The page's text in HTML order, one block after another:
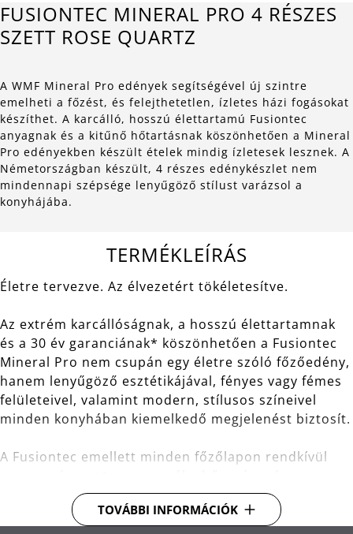
FUSIONTEC MINERAL PRO 4 RÉSZES
SZETT ROSE QUARTZ
A WMF Mineral Pro edények segítségével új szintre
emelheti a főzést, és felejthetetlen, ízletes házi fogásokat
készíthet. A karcálló, hosszú élettartamú Fusiontec
anyagnak és a kitűnő hőtartásnak köszönhetően a Mineral
Pro edényekben készült ételek mindig ízletesek lesznek. A
Németországban készült, 4 részes edénykészlet nem
mindennapi szépsége lenyűgöző stílust varázsol a
konyhájába.
TERMÉKLEÍRÁS
Életre tervezve. Az élvezetért tökéletesítve.
Az extrém karcállóságnak, a hosszú élettartamnak
és a 30 év garanciának* köszönhetően a Fusiontec
Mineral Pro nem csupán egy életre szóló főzőedény,
hanem lenyűgöző esztétikájával, fényes vagy fémes
felületeivel, valamint modern, stílusos színeivel
minden konyhában kiemelkedő megjelenést biztosít.
A Fusiontec emellett minden főzőlapon rendkívül
anyagokhoz képest kivételesen jól tárolja azt –
tökéletes feltételeket teremtve a professzionális
TOVÁBBI INFORMÁCIÓK